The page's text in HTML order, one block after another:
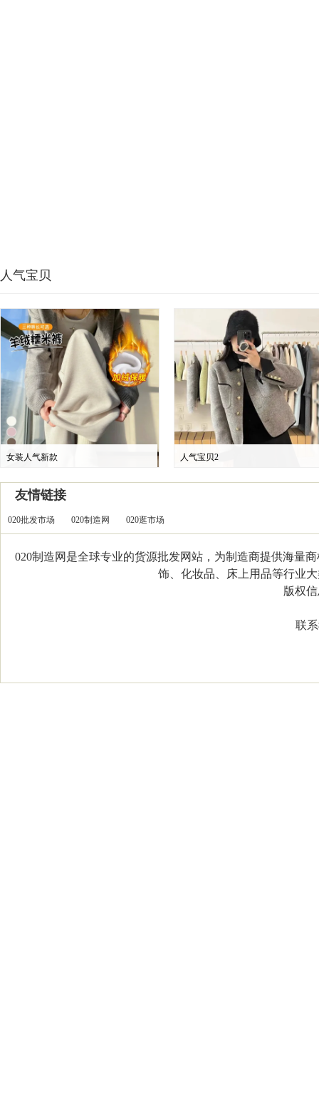
人气宝贝
女装人气新款 人气宝贝2
友情链接
020批发市场 020制造网 020逛市场
020制造网是全球专业的货源批发网站，为制造商提供海量
饰、化妆品、床上用品等行业
版权信
联